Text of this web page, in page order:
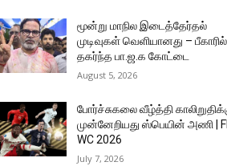
மூன்று மாநில இடைத்தேர்தல்
முடிவுகள் வெளியானது – பீகாரில்
தகர்ந்த பா.ஜ.க கோட்டை
August 5, 2026
போர்ச்சுகலை வீழ்த்தி
முன்னேறியது ஸ்பெயின் அணி |
WC 2026
July 7, 2026